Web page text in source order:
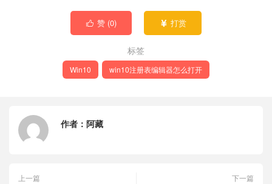
 赞 (0)  打赏
标签
Win10 win10注册表编辑器怎么打开
作者： 阿藏
上一篇
下一篇